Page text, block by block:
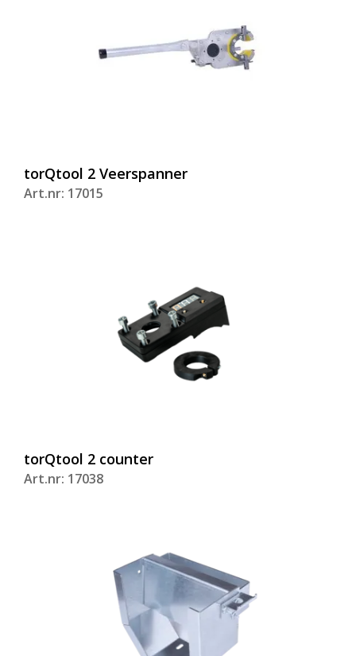
torQtool 2 Veerspanner
Art.nr: 17015
torQtool 2 counter
Art.nr: 17038